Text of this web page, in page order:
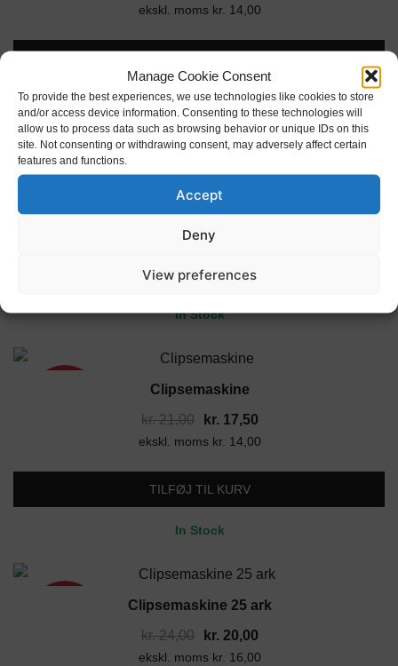
Manage Cookie Consent
To provide the best experiences, we use technologies like cookies to store
and/or access device information. Consenting to these technologies will
allow us to process data such as browsing behavior or unique IDs on this
site. Not consenting or withdrawing consent, may adversely affect certain
features and functions.
Accept
Deny
View preferences
oprindelige
var:
kr. 21,00.
aktuelle
er:
kr. 17,50.
ekskl. moms kr. 14,00
In Stock
17%
Clipse maskine
18,00
Den
var:
kr.15,00
TILFØJ TIL KURV
In Stock
Clipsemaskine
kr.21,00
Den
oprindelige
var:
kr. 21,00.
kr. 17,50
aktuelle
kr. 17,50.
ekskl. moms kr. 14,00
TILFØJ TIL KURV
In Stock
Clipsemaskine 25 ark
kr.24,00
Den
oprindelige
kr. 20,00
aktuelle
ekskl. moms kr. 16,00